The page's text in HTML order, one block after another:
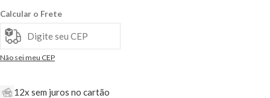
Calcular o Frete
Não sei meu CEP
12x sem juros no cartão